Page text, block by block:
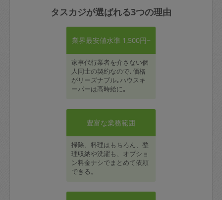
タスカジが選ばれる3つの理由
業界最安値水準 1,500円~
家事代行業者を介さない個
人同士の契約なので､価格
がリーズナブル｡ハウスキ
ーパーは高時給に｡
豊富な業務範囲
掃除、料理はもちろん、整
理収納や洗濯も、オプショ
ン料金ナシでまとめて依頼
できる。